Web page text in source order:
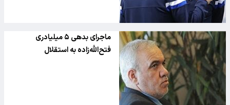
ماجرای بدهی ۵ میلیادری
فتح‌الله‌زاده به استقلال